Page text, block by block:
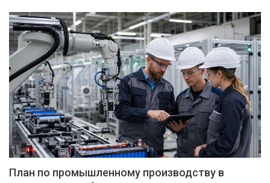
План по промышленному производству в